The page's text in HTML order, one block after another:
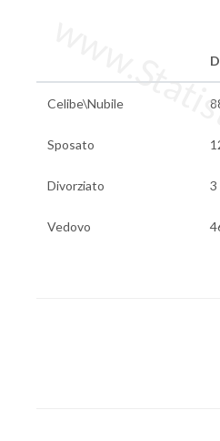
Celibe\Nubile
Sposato
Divorziato 3
Vedovo